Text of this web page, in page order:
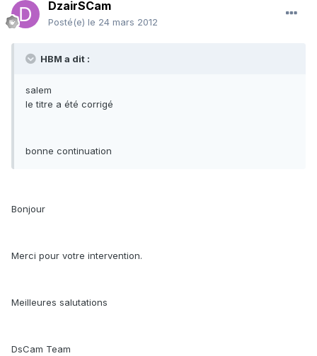
DzairSCam
Posté(e) le 24 mars 2012
HBM a dit :
salem
le titre a été corrigé
bonne continuation
Bonjour
Merci pour votre intervention.
Meilleures salutations
DsCam Team